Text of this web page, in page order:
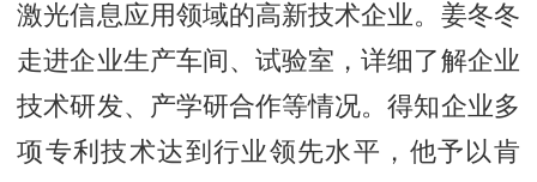
激光信息应用领域的高新技术企业。姜冬冬
走进企业生产车间、试验室，详细了解企业
技术研发、产学研合作等情况。得知企业多
项专利技术达到行业领先水平，他予以肯